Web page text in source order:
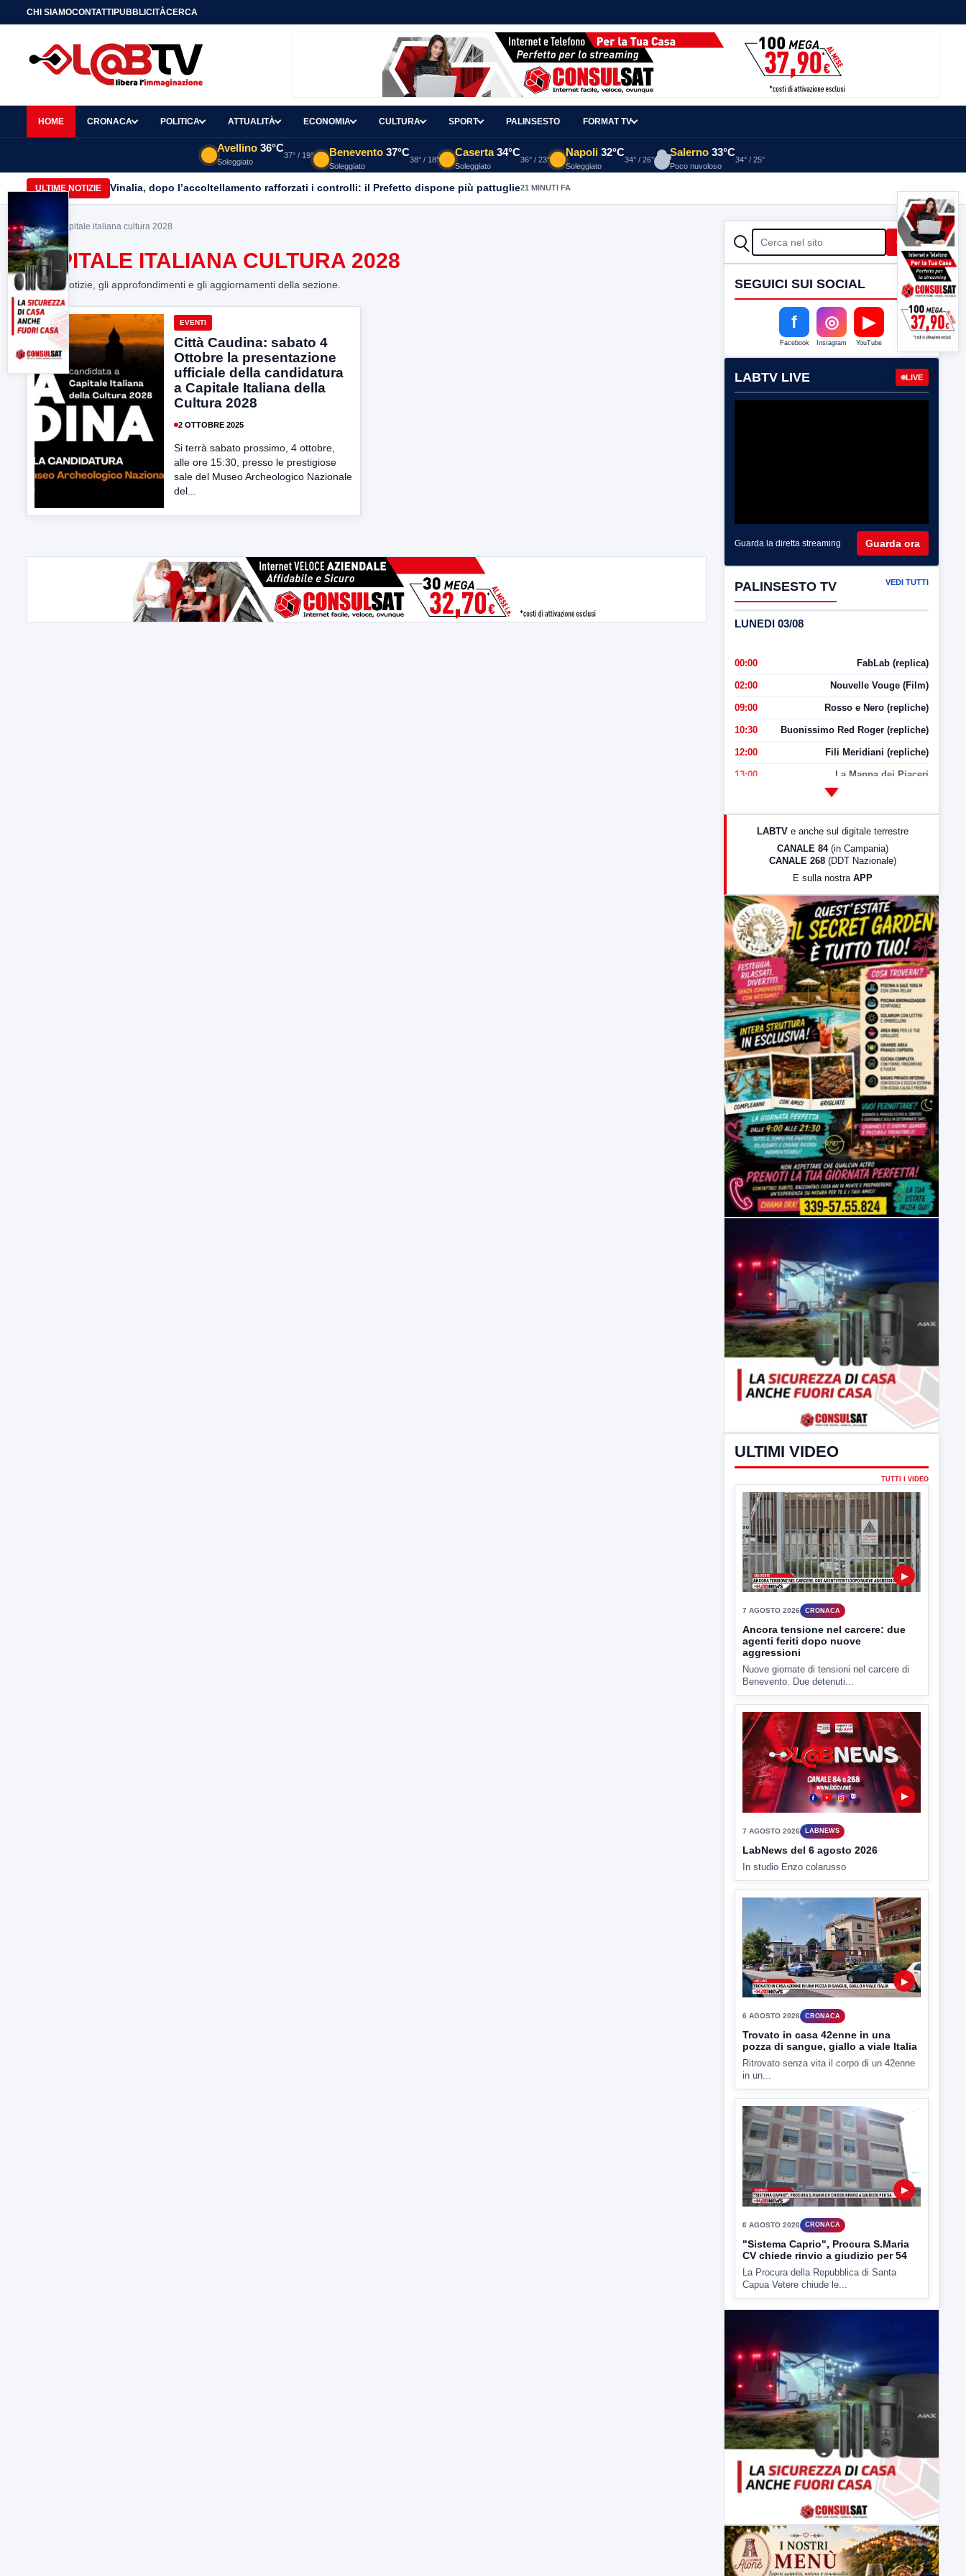
CHI SIAMOCONTATTIPUBBLICITÀCERCA
HOME CRONACA POLITICA ATTUALITÀ ECONOMIA CULTURA SPORT PALINSESTO FORMAT TV
Avellino 36°C
Soleggiato
37° / 19° Benevento 37°C
Soleggiato
38° / 18°
Caserta 34°C
Soleggiato
36° / 23°
Napoli 32°C
Soleggiato
34° / 26°
Salerno 33°C
Poco nuvoloso
34° / 25°
ULTIME NOTIZIE Vinalia, dopo l’accoltellamento rafforzati i controlli: il Prefetto dispone più pattuglie21 MINUTI FA
Home> capitale italiana cultura 2028
CAPITALE ITALIANA CULTURA 2028
Tutte le notizie, gli approfondimenti e gli aggiornamenti della sezione.
EVENTI
Città Caudina: sabato 4
Ottobre la presentazione
ufficiale della candidatura
a Capitale Italiana della
Cultura 2028
2 OTTOBRE 2025
Si terrà sabato prossimo, 4 ottobre,
alle ore 15:30, presso le prestigiose
sale del Museo Archeologico Nazionale
del...
CERCA Cerca
SEGUICI SUI SOCIAL
f
Facebook
◎
Instagram
▶
YouTube
LABTV LIVE LIVE
Guarda la diretta streaming Guarda ora
PALINSESTO TV VEDI TUTTI
LUNEDI 03/08
00:00 FabLab (replica)
02:00 Nouvelle Vouge (Film)
09:00 Rosso e Nero (repliche)
10:30 Buonissimo Red Roger (repliche)
12:00 Fili Meridiani (repliche)
13:00 La Mappa dei Piaceri
LabNews (Diretta)
23:00 LabNews (replica)
LABTV e anche sul digitale terrestre
CANALE 84 (in Campania)
CANALE 268 (DDT Nazionale)
E sulla nostra APP
ULTIMI VIDEO
TUTTI I VIDEO
▶
Ancora tensione nel carcere: due
agenti feriti dopo nuove
aggressioni
Nuove giornate di tensioni nel carcere di
Benevento. Due detenuti...
▶
LABNEWS
LabNews del 6 agosto 2026
In studio Enzo colarusso
6 AGOSTO 2026 CRONACA
Trovato in casa 42enne in una
pozza di sangue, giallo a viale Italia
Ritrovato senza vita il corpo di un 42enne
in un...
"Sistema Caprio", Procura S.Maria
CV chiede rinvio a giudizio per 54
La Procura della Repubblica di Santa
Capua Vetere chiude le...